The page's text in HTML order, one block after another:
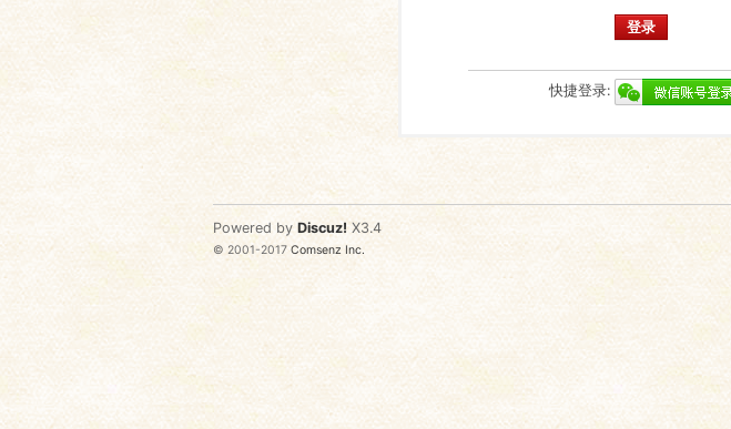
登录
快捷登录:
Powered by Discuz! X3.4
© 2001-2017Comsenz Inc.